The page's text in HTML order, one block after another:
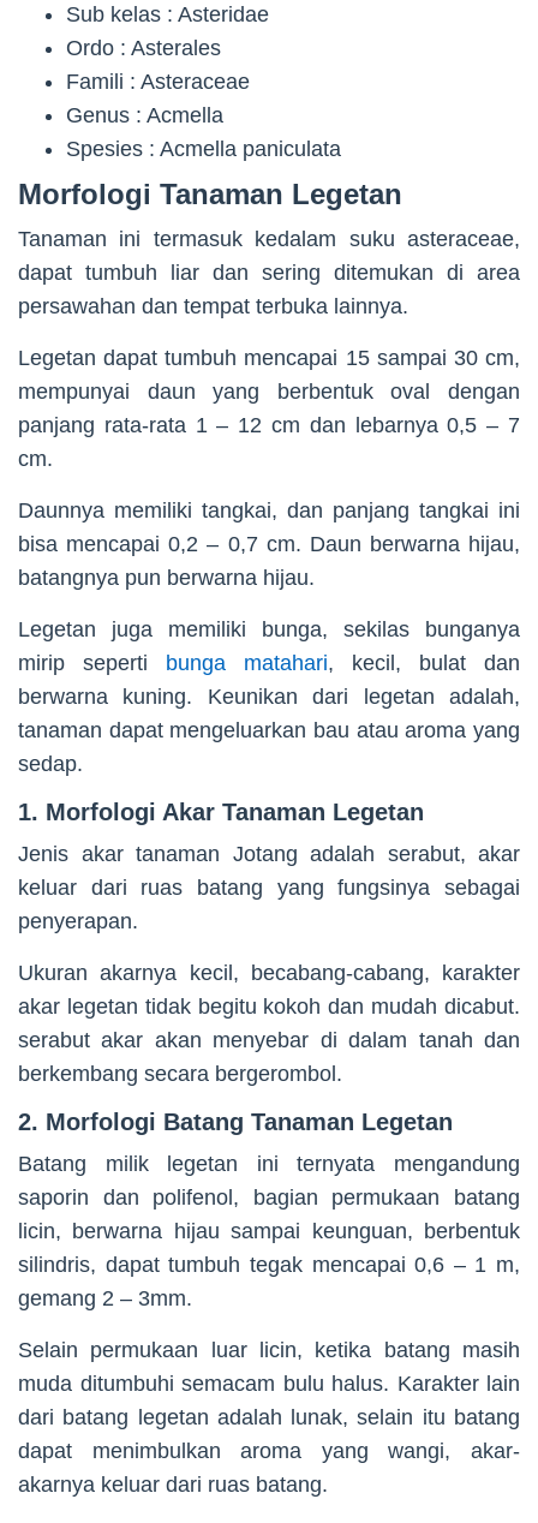
Sub kelas : Asteridae
Ordo : Asterales
Famili : Asteraceae
Genus : Acmella
Spesies : Acmella paniculata
Morfologi Tanaman Legetan
Tanaman ini termasuk kedalam suku asteraceae,
dapat tumbuh liar dan sering ditemukan di area
persawahan dan tempat terbuka lainnya.
Legetan dapat tumbuh mencapai 15 sampai 30 cm,
mempunyai daun yang berbentuk oval dengan
panjang rata-rata 1 – 12 cm dan lebarnya 0,5 – 7
cm.
Daunnya memiliki tangkai, dan panjang tangkai ini
bisa mencapai 0,2 – 0,7 cm. Daun berwarna hijau,
batangnya pun berwarna hijau.
Legetan juga memiliki bunga, sekilas bunganya
mirip seperti bunga matahari, kecil, bulat dan
berwarna kuning. Keunikan dari legetan adalah,
tanaman dapat mengeluarkan bau atau aroma yang
sedap.
1. Morfologi Akar Tanaman Legetan
Jenis akar tanaman Jotang adalah serabut, akar
keluar dari ruas batang yang fungsinya sebagai
penyerapan.
Ukuran akarnya kecil, becabang-cabang, karakter
akar legetan tidak begitu kokoh dan mudah dicabut.
serabut akar akan menyebar di dalam tanah dan
berkembang secara bergerombol.
2. Morfologi Batang Tanaman Legetan
Batang milik legetan ini ternyata mengandung
saporin dan polifenol, bagian permukaan batang
licin, berwarna hijau sampai keunguan, berbentuk
silindris, dapat tumbuh tegak mencapai 0,6 – 1 m,
gemang 2 – 3mm.
Selain permukaan luar licin, ketika batang masih
muda ditumbuhi semacam bulu halus. Karakter lain
dari batang legetan adalah lunak, selain itu batang
dapat menimbulkan aroma yang wangi, akar-
akarnya keluar dari ruas batang.